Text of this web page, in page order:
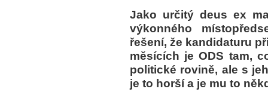
Jako určitý deus ex
výkonného
řešení, že kandidaturu
měsících je ODS tam,
politické rovině, ale s
je to horší a je mu to